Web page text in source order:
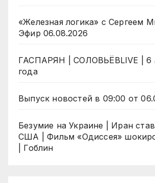
«Железная логика» с Сергеем
Эфир 06.08.2026
ГАСПАРЯН | СОЛОВЬЁВLIVE | 6
года
Выпуск новостей в 09:00 от
Безумие на Украине | Иран
США | Фильм «Одиссея»
| Гоблин